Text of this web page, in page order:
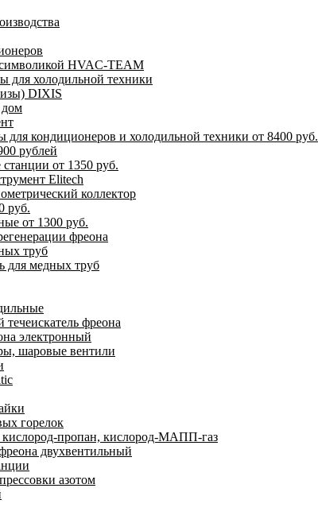
HVAC-TEAM
для холодильной техники
DIXIS
для кондиционеров и холодильной техники от 8400 руб.
рублей
от 1350 руб.
Elitech
коллектор
руб.
от 1300 руб.
фреона
труб
для медных труб
течеискатель фреона
электронный
шаровые вентили
горелок
пропан, кислород-МАПП-газ
двухвентильный
азотом